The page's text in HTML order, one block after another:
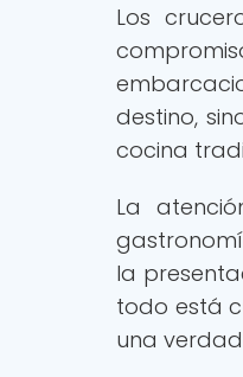
Los
destino,
cocina
La
la
todo está
una